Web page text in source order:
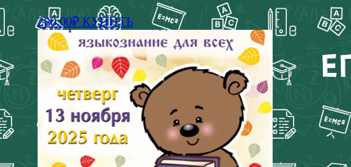
200.00₽ КУПИТЬ Этот
товар
имеет
несколько
вариаций.
Опции
можно
выбрать
на
странице
товара.